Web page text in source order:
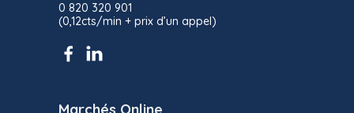
0 820 320 901
(0,12cts/min + prix d’un appel)